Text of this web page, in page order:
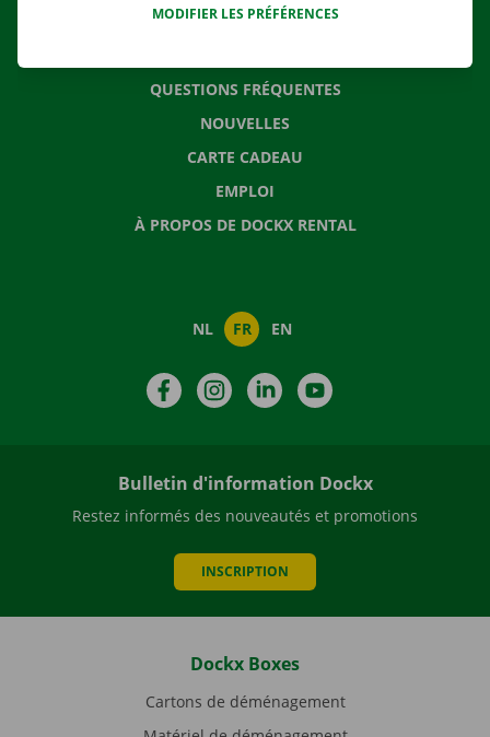
QUESTIONS FRÉQUENTES
NOUVELLES
CARTE CADEAU
EMPLOI
À PROPOS DE DOCKX RENTAL
NL FR EN
FacebookInstagramLinkedIn
Bulletin d'information Dockx
Restez informés des nouveautés et promotions
INSCRIPTION
Dockx Boxes
Cartons de déménagement
MODIFIER LES PRÉFÉRENCES